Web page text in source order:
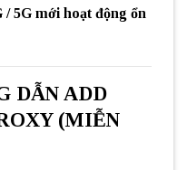
/ 5G mới hoạt động ổn
DẪN ADD
(MIỄN